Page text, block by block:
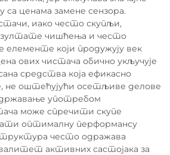
ценама замене сензора.
иако често скупљи,
чишћења и често
који продужују век
ових чистача обично укључује
средства која ефикасно
не оштећујући осетљиве делове
употребом
може спречити скупе
оптималну перформансу
често одражава
активних састојака за